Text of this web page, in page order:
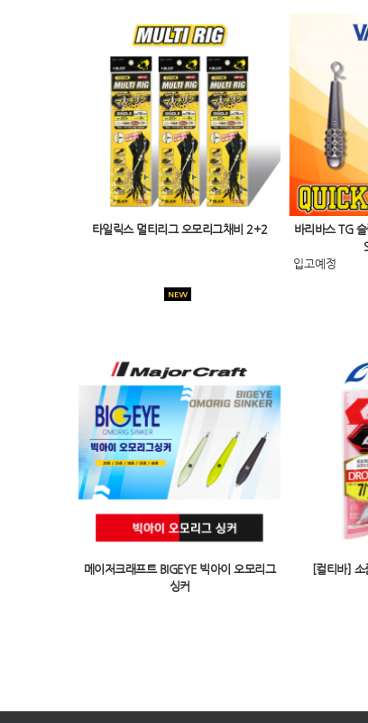
타일릭스 멀티리그 오모리그채비 2+2
바리바스 TG
입고예정
메이저크래프트 BIGEYE 빅아이 오모리그
싱커
[컬티바]